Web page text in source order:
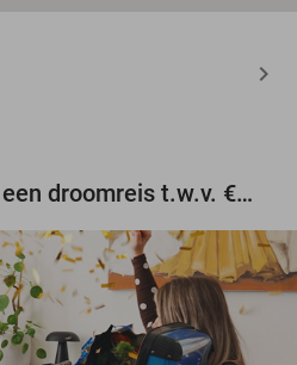
Maak gratis kans op een droomreis t.w.v. €3.000!